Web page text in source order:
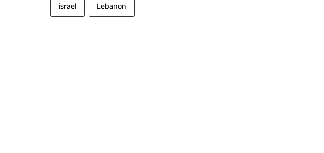
israel Lebanon